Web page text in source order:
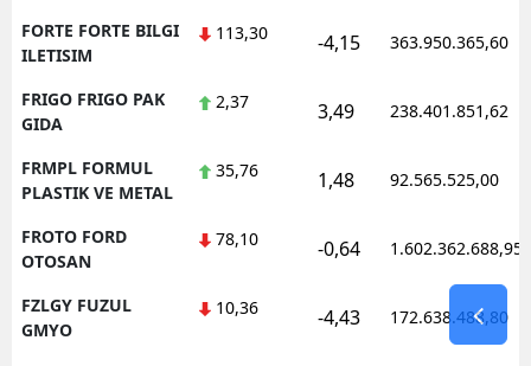
FORTE FORTE BILGI
ILETISIM
113,30 -4,15 363.950.365,60
FRIGO FRIGO PAK
GIDA
2,37 3,49 238.401.851,62
FRMPL FORMUL
PLASTIK VE METAL
35,76 1,48 92.565.525,00
FROTO FORD
OTOSAN
78,10 -0,64 1.602.362.688,95
FZLGY FUZUL
GMYO
10,36 -4,43 172.638.488,80